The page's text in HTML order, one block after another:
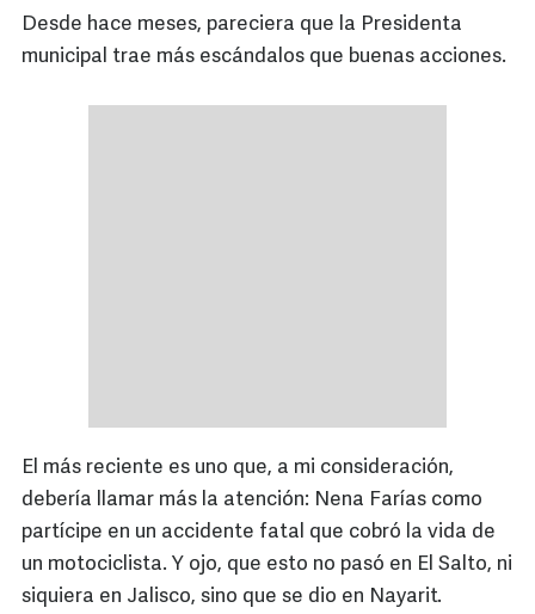
Desde hace meses, pareciera que la Presidenta
municipal trae más escándalos que buenas acciones.
El más reciente es uno que, a mi consideración,
debería llamar más la atención: Nena Farías como
partícipe en un accidente fatal que cobró la vida de
un motociclista. Y ojo, que esto no pasó en El Salto, ni
siquiera en Jalisco, sino que se dio en Nayarit.